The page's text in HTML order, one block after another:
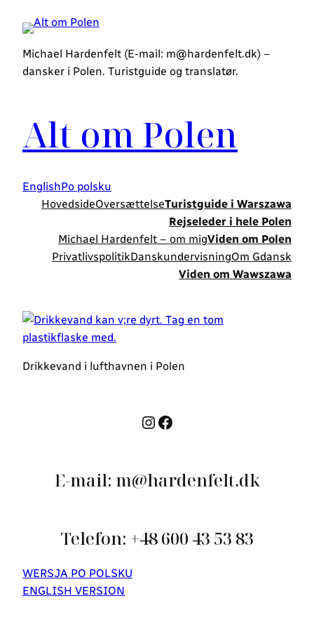
indhold
Michael Hardenfelt (E-mail: m@hardenfelt.dk) –
dansker i Polen. Turistguide og translatør.
Alt om Polen
EnglishPo polsku
HovedsideOversættelseTuristguide i Warszawa
Rejseleder i hele Polen
Michael Hardenfelt – om migViden om Polen
PrivatlivspolitikDanskundervisningOm Gdansk
Viden om Wawszawa
Drikkevand i lufthavnen i Polen
Instagram
Facebook
E-mail: m@hardenfelt.dk
Telefon: +48 600 43 53 83
WERSJA PO POLSKU
ENGLISH VERSION